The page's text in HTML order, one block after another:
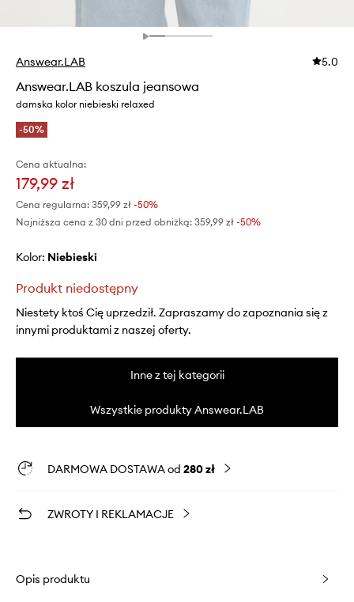
Answear.LAB 5.0
Answear.LAB koszula jeansowa
damska kolor niebieski relaxed
-50%
Cena aktualna:
179,99 zł
Cena regularna: 359,99 zł -50%
Najniższa cena z 30 dni przed obniżką: 359,99 zł -50%
Kolor: niebieski
Produkt niedostępny
Niestety ktoś Cię uprzedził. Zapraszamy do zapoznania się z
innymi produktami z naszej oferty.
Inne z tej kategorii
Wszystkie produkty Answear.LAB
DARMOWA DOSTAWA od 280 zł
ZWROTY I REKLAMACJE
Opis produktu